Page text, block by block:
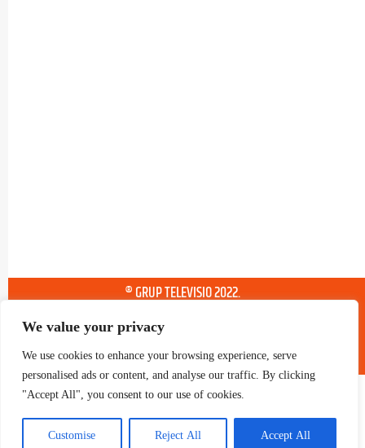
We value your privacy
We use cookies to enhance your browsing experience, serve
personalised ads or content, and analyse our traffic. By clicking
"Accept All", you consent to our use of cookies.
Customise Reject All Accept All
® GRUP TELEVISIO 2022.
TOTS ELS DRETS RESERVATS